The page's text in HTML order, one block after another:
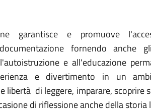
garantisce e promuove
fornendo anche
e all'educazione
e divertimento in un
libertà di leggere, imparare, scoprire
di riflessione anche della storia